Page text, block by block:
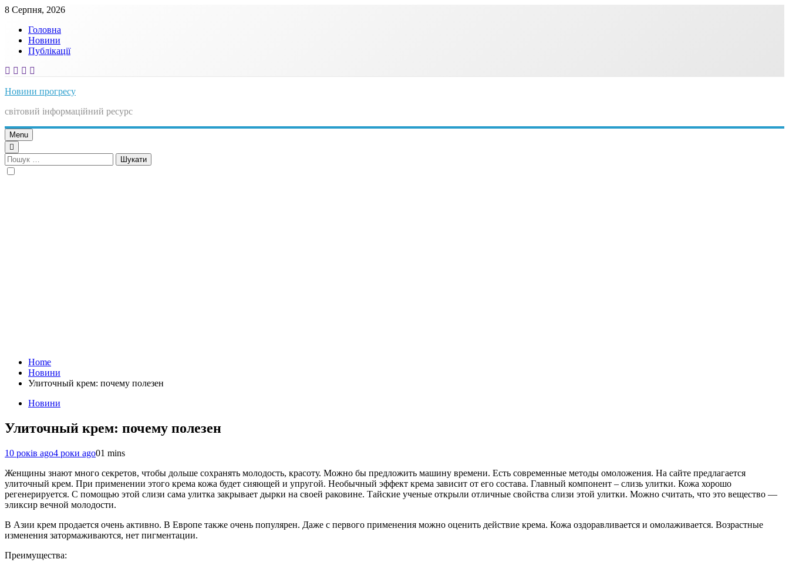
Skip
content
8 Серпня, 2026
Головна
Новини
Публікації
Новини прогресу
світовий інформаційний ресурс
Menu
Пошук:
Home
Новини
Улиточный крем: почему полезен
Новини
Улиточный крем: почему полезен
10 років ago4 роки ago01 mins
Женщины знают много секретов, чтобы дольше сохранять молодость, красоту. Можно бы предложить машину времени. Есть современные методы омоложения. На сайте предлагается
улиточный крем. При применении этого крема кожа будет сияющей и упругой. Необычный эффект крема зависит от его состава. Главный компонент – слизь улитки. Кожа хорошо
регенерируется. С помощью этой слизи сама улитка закрывает дырки на своей раковине. Тайские ученые открыли отличные свойства слизи этой улитки. Можно считать, что это вещество —
эликсир вечной молодости.
В Азии крем продается очень активно. В Европе также очень популярен. Даже с первого применения можно оценить действие крема. Кожа оздоравливается и омолаживается. Возрастные
изменения затормаживаются, нет пигментации.
Преимущества: